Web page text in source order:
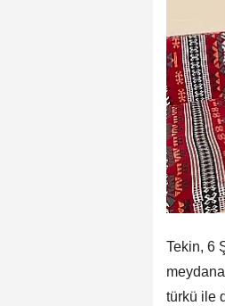
Tekin, 6
türkü ile